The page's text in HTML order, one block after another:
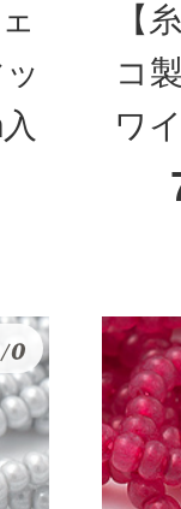
【
コ
ワ